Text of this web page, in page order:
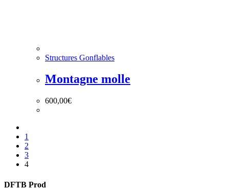
Structures Gonflables
Montagne molle
600,00€
1
2
3
4
DFTB Prod